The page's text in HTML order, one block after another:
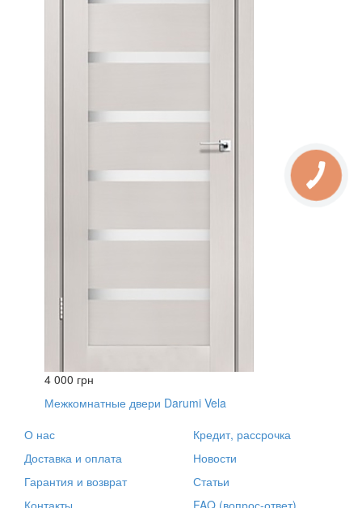
4 000 грн
Межкомнатные двери Darumi Vela
О нас
Доставка и оплата
Гарантия и возврат
Контакты
Кредит, рассрочка
Новости
Статьи
FAQ (вопрос-ответ)